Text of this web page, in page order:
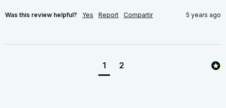
Was this review helpful? Yes Report Compartir 5 years ago
1 2